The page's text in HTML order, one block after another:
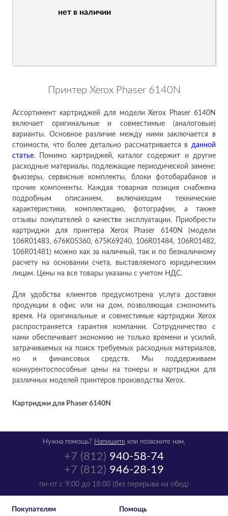
нет в наличии
Принтер Xerox Phaser 6140N
Ассортимент картриджей для модели Xerox Phaser 6140N
включает оригинальные и совместимые (аналоговые)
варианты. Основное различие между ними заключается в
стоимости, что более детально рассматривается в данной
статье. Помимо картриджей, каталог содержит и другие
расходные материалы, подлежащие периодической замене:
фьюзеры, сервисные комплекты, блоки фотобарабанов и
прочие компоненты. Каждая товарная позиция снабжена
подробным описанием, включающим технические
характеристики, комплектацию, фотографии, а также
отзывы покупателей о качестве эксплуатации. Приобрести
картриджи для принтера Xerox Phaser 6140N (модели
106R01483, 676K05360, 675K69240, 106R01484, 106R01482,
106R01481) можно как за наличный, так и по безналичному
расчету на основании счета, выставляемого юридическим
лицам. Цены на все товары указаны с учетом НДС.
Для удобства клиентов предусмотрена услуга доставки
продукции в офис или на дом, позволяющая сэкономить
время. На оригинальные и совместимые картриджи Xerox
распространяется гарантия компании. Сотрудничество с
нами обеспечивает экономию не только времени и усилий,
затрачиваемых на поиск требуемых расходных материалов,
но и финансовых средств. Мы поддерживаем
конкурентоспособные цены на тонеры и картриджи для
различных моделей принтеров производства Xerox.
Картриджи для Phaser 6140N
+7 (812) 940-58-74
+7 (812) 946-28-19
пн-пт с 9:00 до 18:00 (без перерыва на обед)
Нужна помощь? Напишите или позвоните нам.
Покупателям Помощь